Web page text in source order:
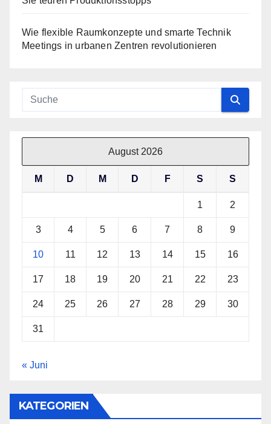
Wie flexible Raumkonzepte und smarte Technik
Meetings in urbanen Zentren revolutionieren
August 2026
M D M D F S S
1 2
3 4 5 6 7 8 9
10 11 12 13 14 15 16
17 18 19 20 21 22 23
24 25 26 27 28 29 30
31
« Juni
KATEGORIEN